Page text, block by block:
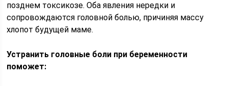
позднем токсикозе. Оба явления нередки и
сопровождаются головной болью, причиняя массу
хлопот будущей маме.
Устранить головные боли при беременности
поможет: